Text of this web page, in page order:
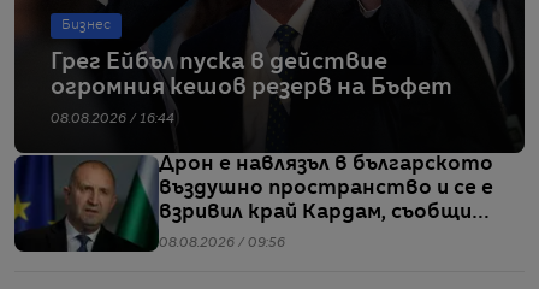
Бизнес
Грег Ейбъл пуска в действие
огромния кешов резерв на Бъфет
08.08.2026 / 16:44
Дрон е навлязъл в българското
въздушно пространство и се е
взривил край Кардам, съобщи
Радев
08.08.2026 / 09:56